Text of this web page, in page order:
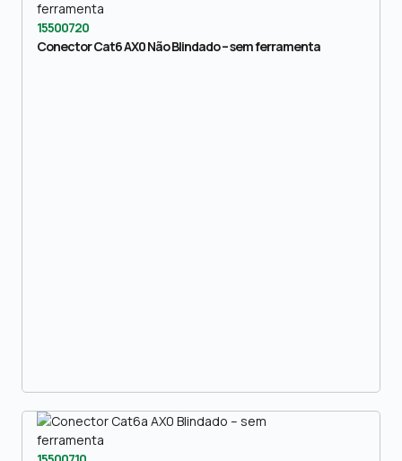
15500720
Conector Cat6 AX0 Não Blindado – sem ferramenta